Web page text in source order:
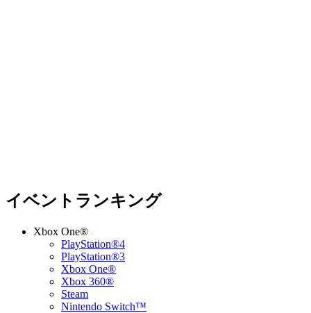
イベントランキング
Xbox One®
PlayStation®4
PlayStation®3
Xbox One®
Xbox 360®
Steam
Nintendo Switch™